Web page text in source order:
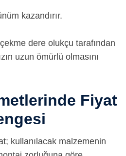
kazandırır.
dere olukçu tarafından
uzun ömürlü olmasını
Fiyat
kullanılacak malzemenin